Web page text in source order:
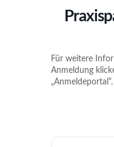
Für weitere
Anmeldung
„Anmeldeportal“.